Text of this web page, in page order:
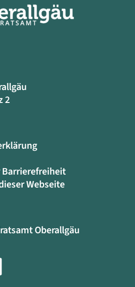
2
Webseite
Oberallgäu